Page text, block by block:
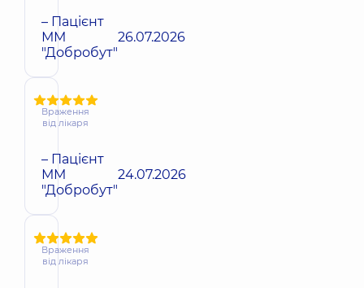
– Пацієнт
ММ
"Добробут"
26.07.2026
Враження
від лікаря
– Пацієнт
ММ
"Добробут"
24.07.2026
Враження
від лікаря